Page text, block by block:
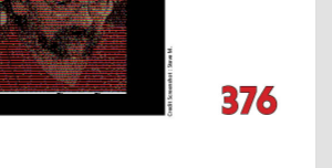
t
o
r